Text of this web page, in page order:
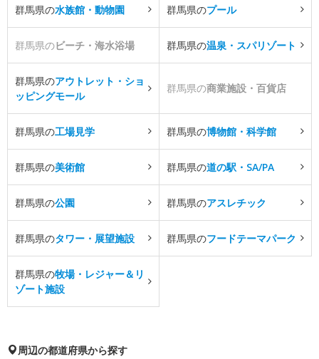
群馬県の水族館・動物園 群馬県のプール
群馬県のビーチ・海水浴場 群馬県の温泉・スパリゾート
群馬県のアウトレット・ショ
ッピングモール
群馬県の商業施設・百貨店
群馬県の工場見学 群馬県の博物館・科学館
群馬県の美術館 群馬県の道の駅・SA/PA
群馬県の公園 群馬県のアスレチック
群馬県のタワー・展望施設 群馬県のフードテーマパーク
群馬県の牧場・レジャー＆リ
ゾート施設
周辺の都道府県から探す